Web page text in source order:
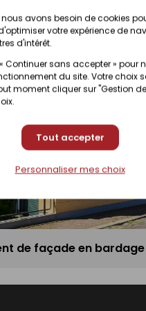
avons besoin de cookies
votre expérience de
d'intérêt.
Continuer sans accepter » pour
du site. Votre choix
moment cliquer sur "Gestion
Tout accepter
Personnaliser mes choix
de façade en